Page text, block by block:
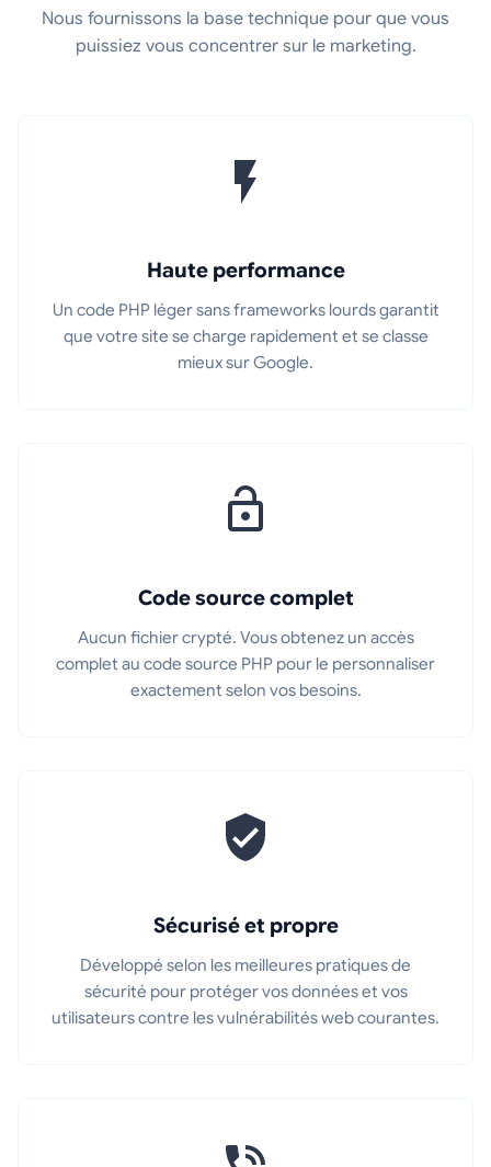
Nous fournissons la base technique pour que vous
puissiez vous concentrer sur le marketing.
Haute performance
Un code PHP léger sans frameworks lourds garantit
que votre site se charge rapidement et se classe
mieux sur Google.
Code source complet
Aucun fichier crypté. Vous obtenez un accès
complet au code source PHP pour le personnaliser
exactement selon vos besoins.
Sécurisé et propre
Développé selon les meilleures pratiques de
sécurité pour protéger vos données et vos
utilisateurs contre les vulnérabilités web courantes.